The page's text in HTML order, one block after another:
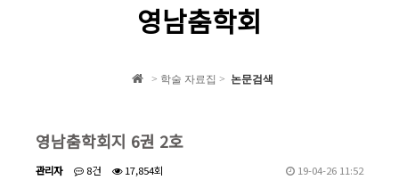
영남춤학회
> 학술 자료집 > 논문검색
영남춤학회지 6권 2호
관리자 8건 17,854회 19-04-26 11:52